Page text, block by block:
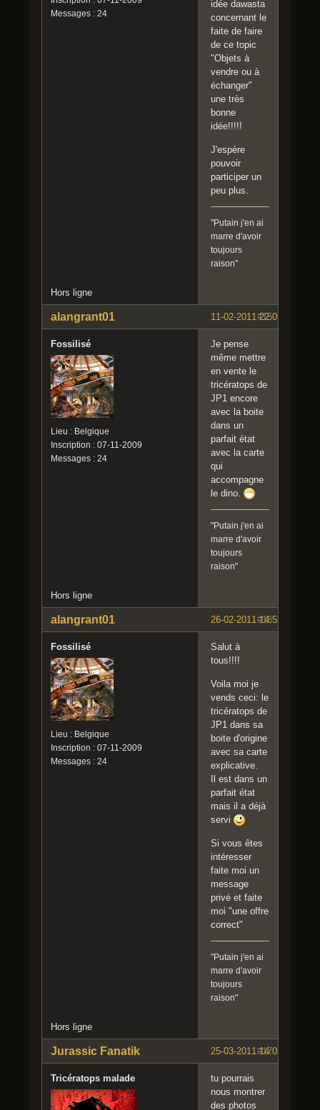
Messages : 24
idée dawasta
concernant le
faite de faire
de ce topic
"Objets à
vendre ou à
échanger"
une très
bonne
idée!!!!!
J'espère
pouvoir
participer un
peu plus.
"Putain j'en ai
marre d'avoir
toujours
raison"
Hors ligne
#15
11-02-2011 22:09:12
alangrant01
Fossilisé
Lieu : Belgique
Inscription : 07-11-2009
Messages : 24
Je pense
même mettre
en vente le
tricératops de
JP1 encore
avec la boite
dans un
parfait état
avec la carte
qui
accompagne
le dino.
"Putain j'en ai
marre d'avoir
toujours
raison"
Hors ligne
#16
26-02-2011 14:53:32
alangrant01
Fossilisé
Lieu : Belgique
Inscription : 07-11-2009
Messages : 24
Salut à
tous!!!!
Voila moi je
vends ceci: le
tricératops de
JP1 dans sa
boite d'origine
avec sa carte
explicative.
Il est dans un
parfait état
mais il a déjà
servi
Si vous êtes
intéresser
faite moi un
message
privé et faite
moi "une offre
correct"
"Putain j'en ai
marre d'avoir
toujours
raison"
Hors ligne
#17
25-03-2011 14:03:23
Jurassic Fanatik
Tricératops malade
tu pourrais
nous montrer
des photos